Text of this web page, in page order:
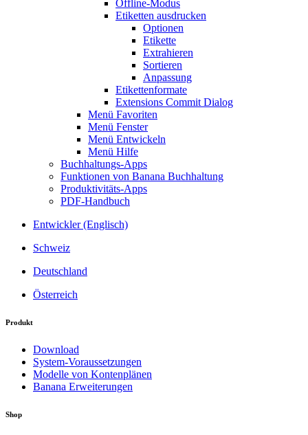
Offline-Modus
Etiketten ausdrucken
Optionen
Etikette
Extrahieren
Sortieren
Anpassung
Etikettenformate
Extensions Commit Dialog
Menü Favoriten
Menü Fenster
Menü Entwickeln
Menü Hilfe
Buchhaltungs-Apps
Funktionen von Banana Buchhaltung
Produktivitäts-Apps
PDF-Handbuch
Entwickler (Englisch)
Schweiz
Deutschland
Österreich
Produkt
Download
System-Voraussetzungen
Modelle von Kontenplänen
Banana Erweiterungen
Shop